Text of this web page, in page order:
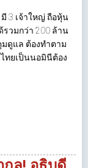
3 เจ้าใหญ่ ถือหุ้น
วมกว่า 200 ล้าน
ดูแล ต้องทำตาม
ทยเป็นนอมินีต้อง